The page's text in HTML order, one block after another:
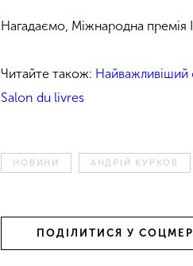
Нагадаємо, Міжнародна премія
Читайте також:
Salon du livres
НОВИНИ АНДРІЙ КУРКОВ
ПОДІЛИТИСЯ У